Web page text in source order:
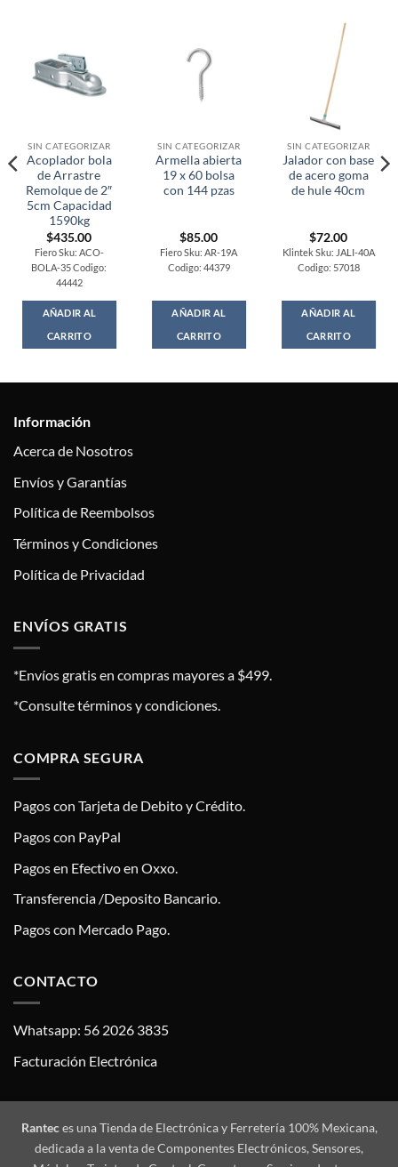
SIN CATEGORIZAR
Acoplador bola
de Arrastre
Remolque de 2″
5cm Capacidad
1590kg
$435.00
Fiero Sku: ACO-
BOLA-35 Codigo:
44442
AÑADIR AL
CARRITO
SIN CATEGORIZAR
Armella abierta
19 x 60 bolsa
con 144 pzas
$85.00
Fiero Sku: AR-19A
Codigo: 44379
AÑADIR AL
CARRITO
SIN CATEGORIZAR
Jalador con base
de acero goma
de hule 40cm
$72.00
Klintek Sku: JALI-40A
Codigo: 57018
AÑADIR AL
CARRITO
Información
Acerca de Nosotros
Envíos y Garantías
Política de Reembolsos
Términos y Condiciones
Política de Privacidad
ENVÍOS GRATIS
*Envíos gratis en compras mayores a $499.
*Consulte términos y condiciones.
COMPRA SEGURA
Pagos con Tarjeta de Debito y Crédito.
Pagos con PayPal
Pagos en Efectivo en Oxxo.
Transferencia /Deposito Bancario.
Pagos con Mercado Pago.
CONTACTO
Whatsapp: 56 2026 3835
Facturación Electrónica
Ranteces una Tienda de Electrónica y Ferretería 100% Mexicana,
dedicada a la venta de Componentes Electrónicos, Sensores,